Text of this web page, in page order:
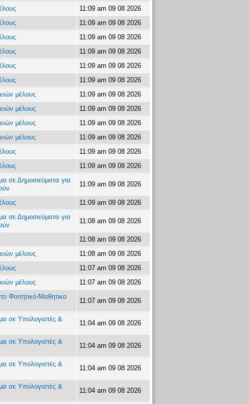
11:09 am 09 08 2026
11:09 am 09 08 2026
11:09 am 09 08 2026
11:09 am 09 08 2026
11:09 am 09 08 2026
11:09 am 09 08 2026
μέλους
11:09 am 09 08 2026
μέλους
11:09 am 09 08 2026
μέλους
11:09 am 09 08 2026
μέλους
11:09 am 09 08 2026
11:09 am 09 08 2026
11:09 am 09 08 2026
σε Δημοσιεύματα για
11:09 am 09 08 2026
11:09 am 09 08 2026
σε Δημοσιεύματα για
11:08 am 09 08 2026
11:08 am 09 08 2026
μέλους
11:08 am 09 08 2026
11:07 am 09 08 2026
μέλους 11:07 am 09 08 2026
Φοιτητικό-Μαθητικο
11:07 am 09 08 2026
σε Υπολογιστές &
11:04 am 09 08 2026
σε Υπολογιστές &
11:04 am 09 08 2026
σε Υπολογιστές &
11:04 am 09 08 2026
σε Υπολογιστές &
11:04 am 09 08 2026